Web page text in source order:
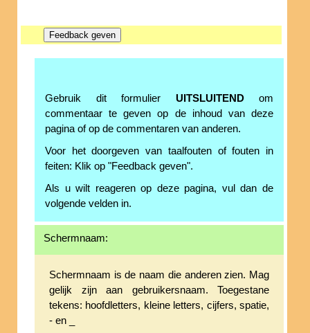
Gebruik dit formulier UITSLUITENDom
commentaar te geven op de inhoud van deze
pagina of op de commentaren van anderen.
Voor het doorgeven van taalfouten of fouten in
feiten: Klik op "Feedback geven".
Als u wilt reageren op deze pagina, vul dan de
volgende velden in.
Schermnaam:
Schermnaam is de naam die anderen zien. Mag
gelijk zijn aan gebruikersnaam. Toegestane
tekens: hoofdletters, kleine letters, cijfers, spatie,
- en _